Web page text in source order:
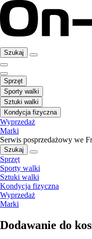
Szukaj
Sprzęt
Sporty walki
Sztuki walki
Kondycja fizyczna
Wyprzedaż
Marki
Serwis posprzedażowy we
Szukaj
Sprzęt
Sporty walki
Sztuki walki
Kondycja fizyczna
Wyprzedaż
Marki
Dodawanie do